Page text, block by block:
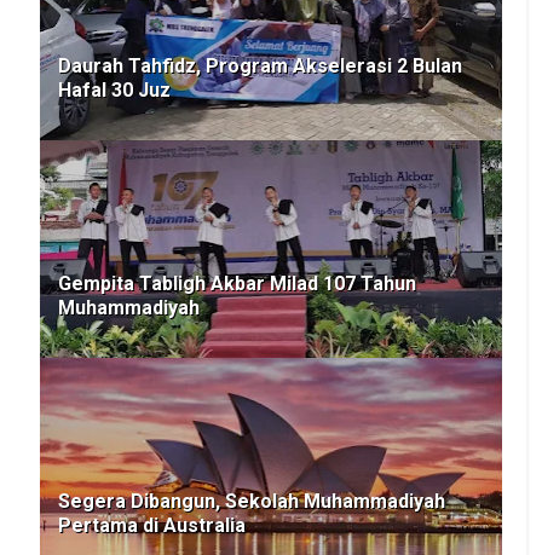
Daurah Tahfidz, Program Akselerasi 2 Bulan
Hafal 30 Juz
Gempita Tabligh Akbar Milad 107 Tahun
Muhammadiyah
Segera Dibangun, Sekolah Muhammadiyah
Pertama di Australia